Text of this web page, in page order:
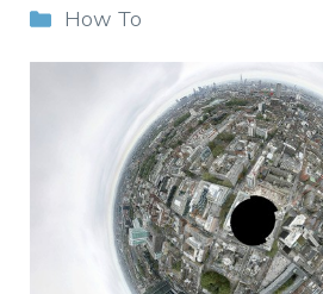
Categorie
How To